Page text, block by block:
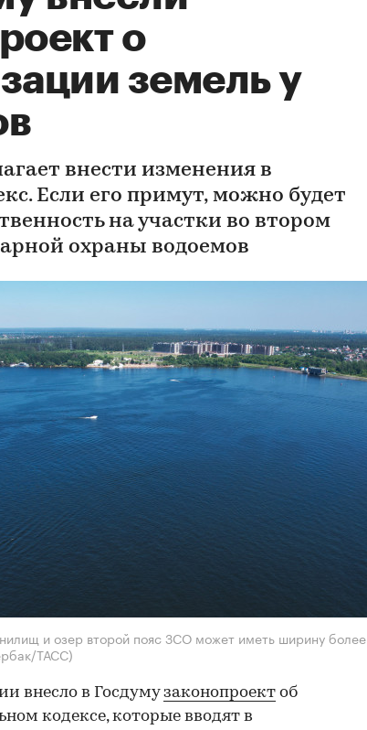
о
земель у
внести изменения в
Если его примут, можно будет
на участки во втором
охраны водоемов
и озер второй пояс ЗСО может иметь ширину более
ТАСС)
внесло в Госдумузаконопроект об
кодексе, которые вводят в